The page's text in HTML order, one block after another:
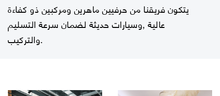
يتكون فريقنا من حرفيين ماهرين ومركبين ذو كفاءة
عالية ,وسيارات حديثة لضمان سرعة التسليم
والتركيب.